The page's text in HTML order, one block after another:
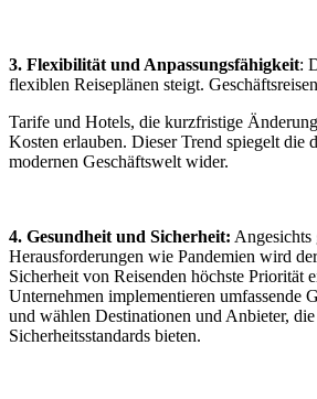
3. Flexibilität und Anpassungsfähigkeit:
flexiblen Reiseplänen steigt.
Tarife und Hotels, die kurzfristige
Kosten erlauben. Dieser Trend spiegelt die
modernen Geschäftswelt wider.
4. Gesundheit und Sicherheit: Angesichts
Herausforderungen wie Pandemien wird
Sicherheit von Reisenden höchste Priorität
Unternehmen implementieren umfassende
und wählen Destinationen und Anbieter,
Sicherheitsstandards bieten.